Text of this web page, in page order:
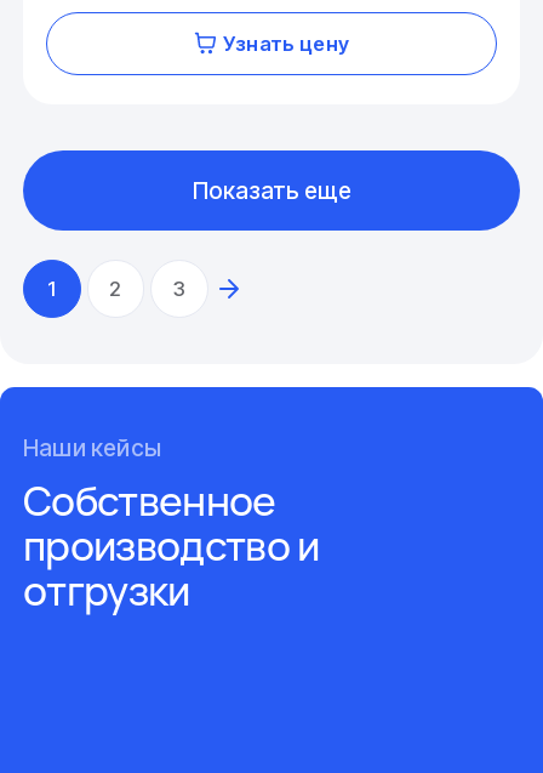
Узнать цену
1 2 3
Показать еще
Наши кейсы
Собственное
производство и
отгрузки